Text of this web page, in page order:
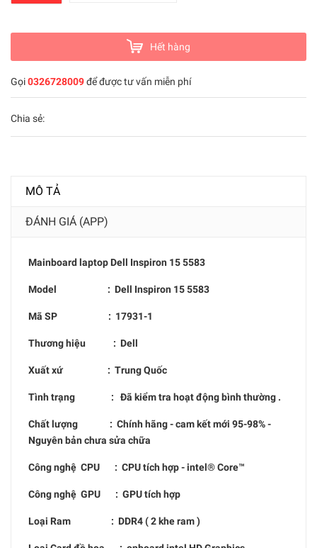
Hết hàng
Gọi0326728009để được tư vấn miễn phí
Chia sẻ:
MÔ TẢ
ĐÁNH GIÁ (APP)
Mainboard laptop Dell Inspiron 15 5583
Model : Dell Inspiron 15 5583
Mã SP : 17931-1
Thương hiệu : Dell
Xuất xứ : Trung Quốc
Tình trạng : Đã kiểm tra hoạt động bình thường .
Chất lượng : Chính hãng - cam kết mới 95-98% -
Nguyên bản chưa sửa chữa
Công nghệ CPU : CPU tích hợp - intel® Core™
Công nghệ GPU : GPU tích hợp
Loại Ram : DDR4 ( 2 khe ram )